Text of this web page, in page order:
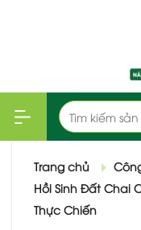
Tìm
kiếm:
Trang chủ
Hồi Sinh Đất Chai
Thực Chiến